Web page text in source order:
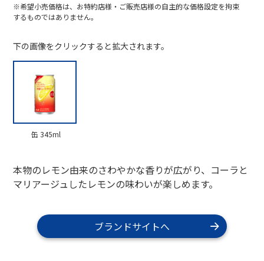
※希望小売価格は、お特約店様・ご販売店様の自主的な価格設定を拘束
するものではありません。
本物のレモン由来のさわやかな香りが広がり、コーラと
マリアージュしたレモンの味わいが楽しめます。
ブランドサイトへ
下の画像をクリックすると拡大されます。
缶 345ml